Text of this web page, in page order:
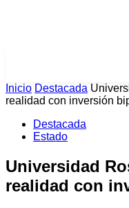
Inicio Destacada
realidad con inversión
Destacada
Estado
Universidad
realidad con